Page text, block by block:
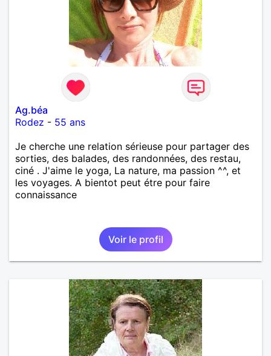
Ag.béa
Rodez - 55 ans
Je cherche une relation sérieuse pour partager des
sorties, des balades, des randonnées, des restau,
ciné . J'aime le yoga, La nature, ma passion ^^, et
les voyages. A bientot peut étre pour faire
connaissance
Voir le profil